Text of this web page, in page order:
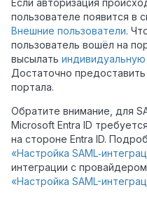
Если авторизация
пользователе появится в
Внешние пользователи.
пользователь вошёл на
высылать
Достаточно
портала.
Обратите внимание, для
Microsoft Entra ID
на стороне Entra ID.
«Настройка
интеграции с
«Настройка SAML-